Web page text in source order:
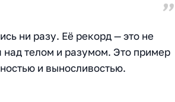
ни разу. Её рекорд — это не
над телом и разумом. Это пример
и выносливостью.